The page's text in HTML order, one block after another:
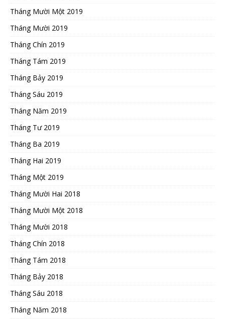
Tháng Mười Một 2019
Tháng Mười 2019
Tháng Chín 2019
Tháng Tám 2019
Tháng Bảy 2019
Tháng Sáu 2019
Tháng Năm 2019
Tháng Tư 2019
Tháng Ba 2019
Tháng Hai 2019
Tháng Một 2019
Tháng Mười Hai 2018
Tháng Mười Một 2018
Tháng Mười 2018
Tháng Chín 2018
Tháng Tám 2018
Tháng Bảy 2018
Tháng Sáu 2018
Tháng Năm 2018